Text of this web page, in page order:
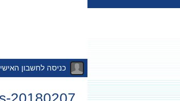
כניסה לחשבון האישי